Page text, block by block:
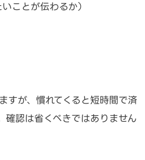
ことが伝わるか）
すが、慣れてくると短時間で済
確認は省くべきではありません